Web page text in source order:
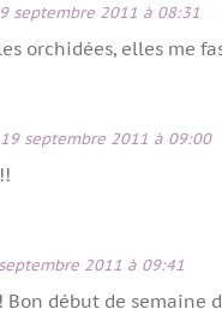
septembre 2011 à 08:31
orchidées, elles me
19 septembre 2011 à 09:00
2011 à 09:41
début de semaine